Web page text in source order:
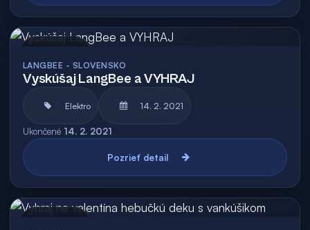
LANGBEE - SLOVENSKO
Vyskúšaj LangBee a VYHRAJ
Elektro 14. 2. 2021
Ukončené 14. 2. 2021
Pozrieť detail